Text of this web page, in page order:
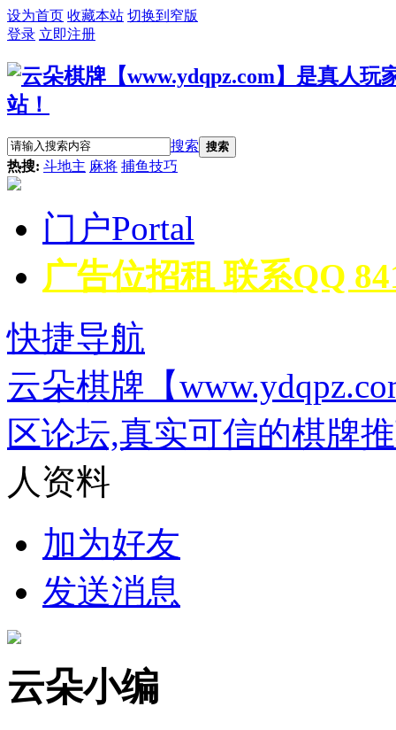
设为首页 收藏本站 切换到窄版
登录 立即注册
搜索 搜索
热搜: 斗地主 麻将 捕鱼技巧
门户Portal
广告位招租 联系QQ
快捷导航
云朵棋牌【
区论坛,真实可信的棋牌
人资料
加为好友
发送消息
云朵小编